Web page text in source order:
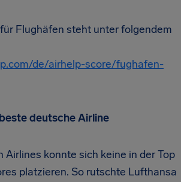
Flughäfen steht unter folgendem
de/airhelp-score/fughafen-
deutsche Airline
Airlines konnte sich keine in der Top
platzieren. So rutschte Lufthansa